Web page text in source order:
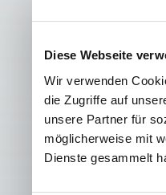
Diese Webseite
Wir verwenden
die Zugriffe auf
unsere Partner für
möglicherweise mit
Dienste gesammelt